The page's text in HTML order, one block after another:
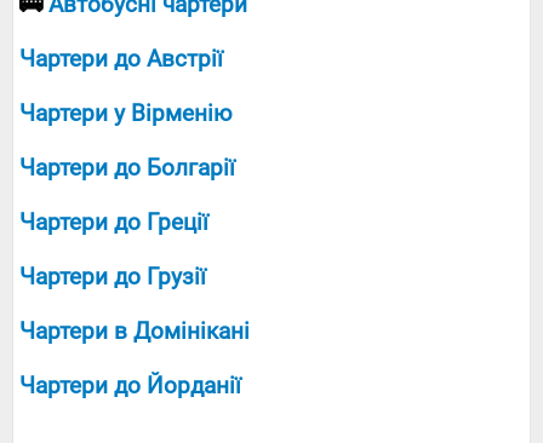
Чартери до Австрії
Чартери у Вірменію
Чартери до Болгарії
Чартери до Греції
Чартери до Грузії
Чартери в Домінікані
Чартери до Йорданії